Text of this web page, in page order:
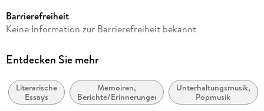
Reihe
Autor/Autorin
Verlag/Hersteller
Kiepenheuer & Witsch GmbH
Barrierefreiheit
Keine Information zur Barrierefreiheit bekannt
Entdecken Sie mehr
Literarische
Essays
Memoiren,
Berichte/Erinnerungen
Unterhaltungsmusik,
Popmusik